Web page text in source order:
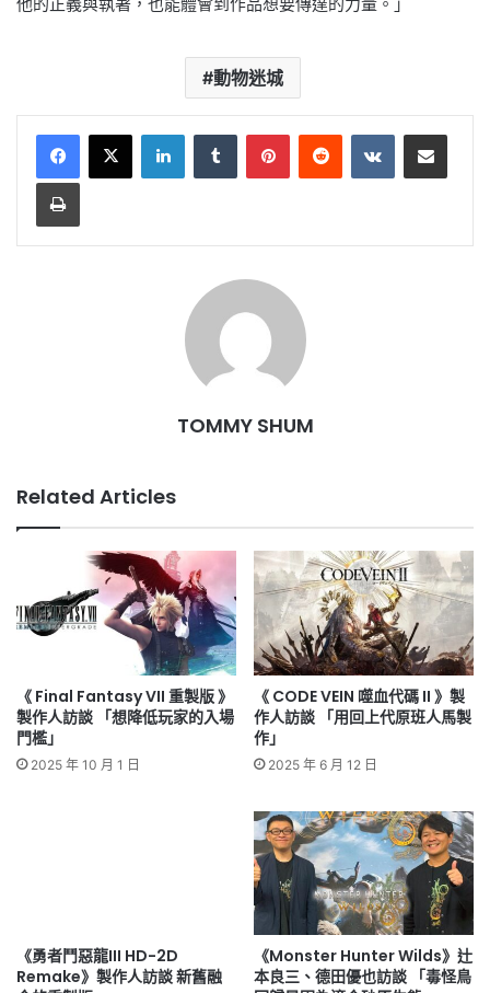
他的正義與執著，也能體會到作品想要傳達的力量。」
動物迷城
LinkedInTumblr PinterestReddit VKontakteShare via Email
Print
TOMMY SHUM
Related Articles
《 Final Fantasy VII 重製版 》
製作人訪談 「想降低玩家的入場
門檻」
2025 年 10 月 1 日
《 CODE VEIN 噬血代碼 II 》製
作人訪談 「用回上代原班人馬製
作」
2025 年 6 月 12 日
《勇者鬥惡龍III HD-2D
Remake》製作人訪談 新舊融
《Monster Hunter Wilds》辻
本良三、德田優也訪談 「毒怪鳥